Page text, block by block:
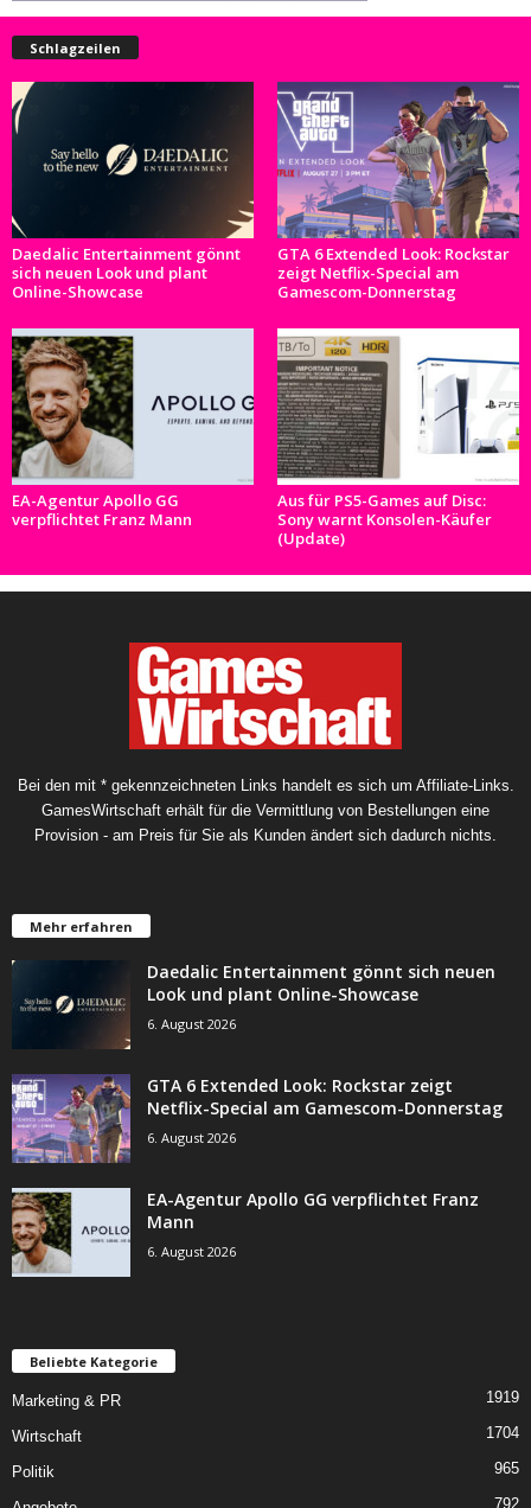
Schlagzeilen
Daedalic Entertainment gönnt
sich neuen Look und plant
Online-Showcase
GTA 6 Extended Look: Rockstar
zeigt Netflix-Special am
Gamescom-Donnerstag
EA-Agentur Apollo GG
verpflichtet Franz Mann
Aus für PS5-Games auf Disc:
Sony warnt Konsolen-Käufer
(Update)
Bei den mit * gekennzeichneten Links handelt es sich um Affiliate-Links.
GamesWirtschaft erhält für die Vermittlung von Bestellungen eine
Provision - am Preis für Sie als Kunden ändert sich dadurch nichts.
Mehr erfahren
Daedalic Entertainment gönnt sich neuen
Look und plant Online-Showcase
6. August 2026
GTA 6 Extended Look: Rockstar zeigt
Netflix-Special am Gamescom-Donnerstag
6. August 2026
EA-Agentur Apollo GG verpflichtet Franz
Mann
6. August 2026
Beliebte Kategorie
Marketing & PR 1919
Wirtschaft 1704
Politik 965
792